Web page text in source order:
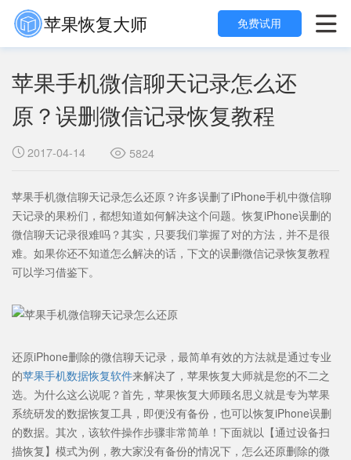
苹果恢复大师 
免费试用
苹果手机微信聊天记录怎么还
原？误删微信记录恢复教程
 2017-04-14  5824
苹果手机微信聊天记录怎么还原？许多误删了iPhone手机中微信聊
天记录的果粉们，都想知道如何解决这个问题。恢复iPhone误删的
微信聊天记录很难吗？其实，只要我们掌握了对的方法，并不是很
难。如果你还不知道怎么解决的话，下文的误删微信记录恢复教程
可以学习借鉴下。
还原iPhone删除的微信聊天记录，最简单有效的方法就是通过专业
的苹果手机数据恢复软件来解决了，苹果恢复大师就是您的不二之
选。为什么这么说呢？首先，苹果恢复大师顾名思义就是专为苹果
系统研发的数据恢复工具，即便没有备份，也可以恢复iPhone误删
的数据。其次，该软件操作步骤非常简单！下面就以【通过设备扫
描恢复】模式为例，教大家没有备份的情况下，怎么还原删除的微